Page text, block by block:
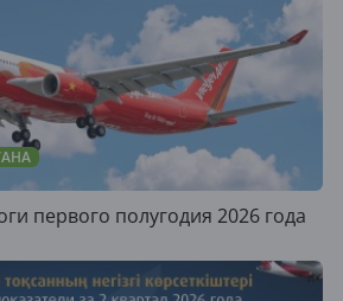
первого полугодия 2026 года